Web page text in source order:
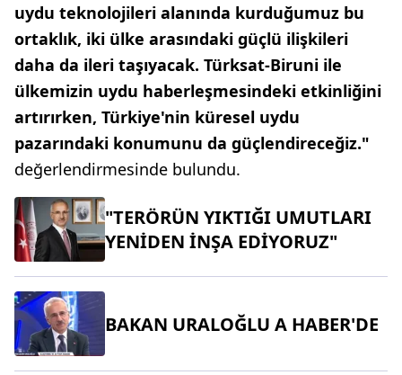
uydu teknolojileri alanında kurduğumuz bu
ortaklık, iki ülke arasındaki güçlü ilişkileri
daha da ileri taşıyacak. Türksat-Biruni ile
ülkemizin uydu haberleşmesindeki etkinliğini
artırırken, Türkiye'nin küresel uydu
pazarındaki konumunu da güçlendireceğiz."
değerlendirmesinde bulundu.
"TERÖRÜN YIKTIĞI UMUTLARI
YENİDEN İNŞA EDİYORUZ"
BAKAN URALOĞLU A HABER'DE